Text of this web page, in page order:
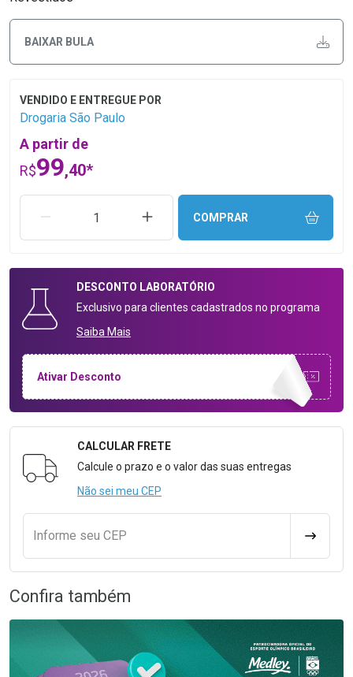
BAIXAR BULA
Drogaria São Paulo
A partir de
R$99,40*
REMOVER UMA UNIDADEAUMENTAR UMA UNIDADE
COMPRAR
DESCONTO LABORATÓRIO
Exclusivo para clientes cadastrados no programa
Saiba Mais
Ativar Desconto
Formulário para Calcular o Frete
CALCULAR FRETE
Calcule o prazo e o valor das suas entregas
Não sei meu CEP
Informe seu CEP
Confira também